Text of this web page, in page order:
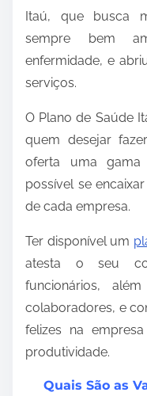
Itaú, que busca
sempre bem
enfermidade, e
serviços.
O Plano de Saúde
quem desejar
oferta uma
possível se
de cada empresa.
Ter disponível um
atesta o seu
funcionários,
colaboradores, e
felizes na
produtividade.
Quais São as